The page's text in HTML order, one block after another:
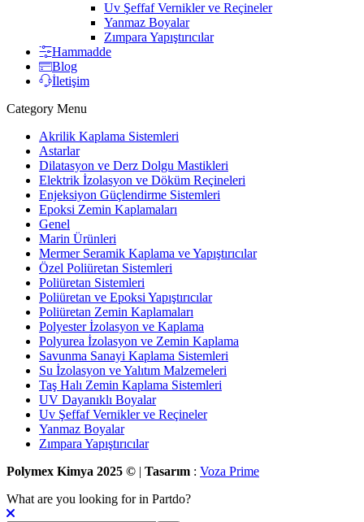
Uv Şeffaf Vernikler ve Reçineler
Yanmaz Boyalar
Zımpara Yapıştırıcılar
Hammadde
Blog
İletişim
Category Menu
Akrilik Kaplama Sistemleri
Astarlar
Dilatasyon ve Derz Dolgu Mastikleri
Elektrik İzolasyon ve Döküm Reçineleri
Enjeksiyon Güçlendirme Sistemleri
Epoksi Zemin Kaplamaları
Genel
Marin Ürünleri
Mermer Seramik Kaplama ve Yapıştırıcılar
Özel Poliüretan Sistemleri
Poliüretan Sistemleri
Poliüretan ve Epoksi Yapıştırıcılar
Poliüretan Zemin Kaplamaları
Polyester İzolasyon ve Kaplama
Polyurea İzolasyon ve Zemin Kaplama
Savunma Sanayi Kaplama Sistemleri
Su İzolasyon ve Yalıtım Malzemeleri
Taş Halı Zemin Kaplama Sistemleri
UV Dayanıklı Boyalar
Uv Şeffaf Vernikler ve Reçineler
Yanmaz Boyalar
Zımpara Yapıştırıcılar
Polymex Kimya 2025 © | Tasarım : Voza Prime
What are you looking for in Partdo?